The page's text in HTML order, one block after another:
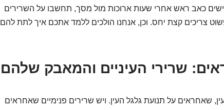
כאב ראש אחרי שעות ארוכות מול מסך, תחשבו על השרירים
צריכים קצת יחס. וכן, אנחנו הולכים ללמד אתכם איך לתת להם
שרירי העיניים והמאבק שלהם
שאחראים על תנועת גלגל העין. ויש שרירים פנימיים שאחראים